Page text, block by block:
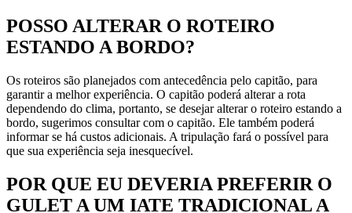
POSSO ALTERAR O ROTEIRO
ESTANDO A BORDO?
Os roteiros são planejados com antecedência pelo capitão, para
garantir a melhor experiência. O capitão poderá alterar a rota
dependendo do clima, portanto, se desejar alterar o roteiro estando a
bordo, sugerimos consultar com o capitão. Ele também poderá
informar se há custos adicionais. A tripulação fará o possível para
que sua experiência seja inesquecível.
POR QUE EU DEVERIA PREFERIR O
GULET A UM IATE TRADICIONAL A